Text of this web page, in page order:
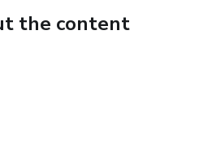
the content